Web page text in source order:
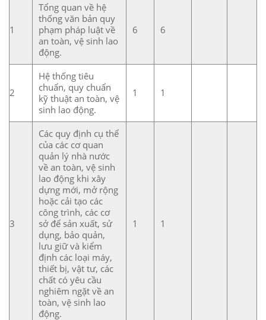
1
Tổng quan về hệ
thống văn bản quy
phạm pháp luật về
an toàn, vệ sinh lao
động.
6 6
2
Hệ thống tiêu
chuẩn, quy chuẩn
kỹ thuật an toàn, vệ
sinh lao động.
1 1
3
Các quy định cụ thể
của các cơ quan
quản lý nhà nước
về an toàn, vệ sinh
lao động khi xây
dựng mới, mở rộng
hoặc cải tạo các
công trình, các cơ
sở để sản xuất, sử
dụng, bảo quản,
lưu giữ và kiểm
định các loại máy,
thiết bị, vật tư, các
chất có yêu cầu
nghiêm ngặt về an
toàn, vệ sinh lao
động.
1 1